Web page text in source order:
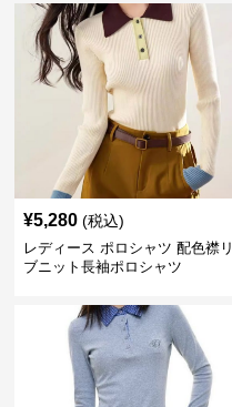
¥5,280 (税込)
レディース ポロシャツ 配色襟リ
ブニット長袖ポロシャツ